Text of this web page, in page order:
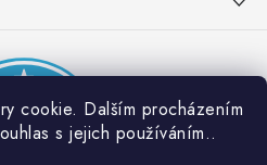
cookie. Dalším procházením
s jejich používáním..